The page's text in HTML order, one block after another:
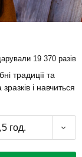
19 370 разів
традиції та
і навчиться
год.